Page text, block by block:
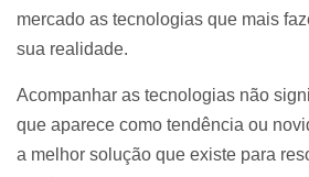
mercado as tecnologias que mais
sua realidade.
Acompanhar as tecnologias não
que aparece como tendência ou
a melhor solução que existe para